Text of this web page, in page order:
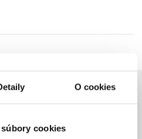
O cookies
cookies
Young adult
Young adult (SK)
tituly
prvý!
Prihláste sa k odberu našich